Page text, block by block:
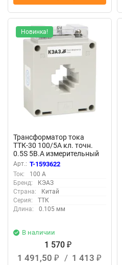
Новинка!
Трансформатор тока
ТТК-30 100/5А кл. точн.
0.5S 5В.А измерительный
УХЛ3 КЭАЗ 318639
Арт.: T-1593622
Ток:
100 А
Бренд:
КЭАЗ
Страна:
Китай
Серия:
ТТК
Длина:
0.105 мм
В наличии
1 570 ₽
1 491,50 ₽ / 1 413 ₽